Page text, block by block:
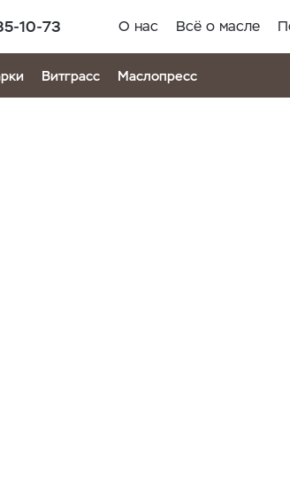
10-73 О нас Всё о масле
Витграсс Маслопресс